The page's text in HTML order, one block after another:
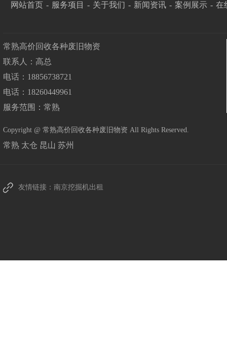
网站首页 - 服务项目 - 关于我们 - 新闻资讯 - 案例展示 - 在
常熟高价回收各种废旧物资
联系人：高总
电话：18856738721
电话：18260449961
服务范围：常熟
Copyright @ 常熟高价回收各种废旧物资 All Rights Reserved.
常熟 太仓 昆山 苏州
友情链接： 南京挖掘机出租